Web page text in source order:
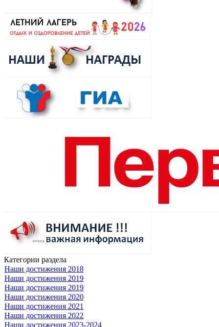
Категории раздела
Наши достижения 2018
Наши достижения 2019
Наши достижения 2019
Наши достижения 2020
Наши достижения 2021
Наши достижения 2022
Наши достижения 2023-2024